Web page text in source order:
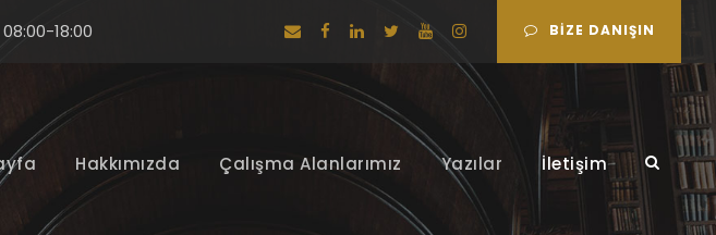
18:00 BIZE DANIŞIN
Hakkımızda Çalışma Alanlarımız Yazılar İletişim